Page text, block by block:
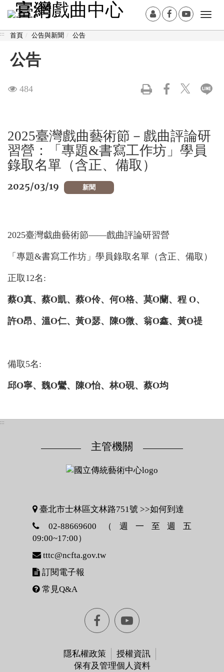
到
主
塊
會
Facebook[另
::: 首頁 公告與新聞 公告
公告
觀
數
484
2025臺灣戲曲藝術節－戲曲評論研
習營：「專題&書寫工作坊」學員
錄取名單（含正、備取）
2025/03/19 新聞
2025臺灣戱曲藝術節——戲曲評論研習營
「專題&書寫工作坊」學員錄取名單（含正、備取）
正取12名:
蔡O真、蔡O凱、蔡O伶、何O格、莫O蘭、程 O、
許O昂、溫O仁、黃O瑟、陳O微、翁O鑫、黃O禔
備取5名:
邱O寧、魏O鸞、陳O怡、林O硯、蔡O均
:::
主管機關
臺北市士林區文林路751號 >>如何到達
02-88669600（週一至週五
09:00~17:00）
tttc@ncfta.gov.tw
訂閱電子報
常見Q&A
Facebook[另youtube[另
隱私權政策
授權資訊
保有及管理個人資料